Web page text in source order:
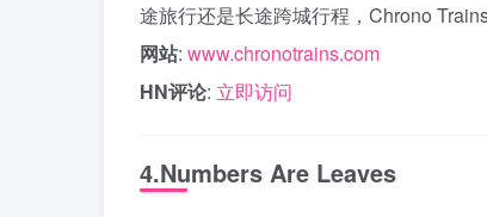
途旅行还是长途跨城行程，Chrono
网站: www.chronotrains.com
HN评论: 立即访问
4.Numbers Are Leaves